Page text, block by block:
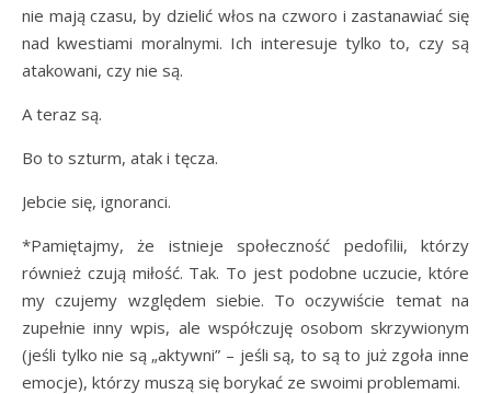
nie mają czasu, by dzielić włos na czworo i zastanawiać się
nad kwestiami moralnymi. Ich interesuje tylko to, czy są
atakowani, czy nie są.
A teraz są.
Bo to szturm, atak i tęcza.
Jebcie się, ignoranci.
*Pamiętajmy, że istnieje społeczność pedofilii, którzy
również czują miłość. Tak. To jest podobne uczucie, które
my czujemy względem siebie. To oczywiście temat na
zupełnie inny wpis, ale współczuję osobom skrzywionym
(jeśli tylko nie są „aktywni” – jeśli są, to są to już zgoła inne
emocje), którzy muszą się borykać ze swoimi problemami.